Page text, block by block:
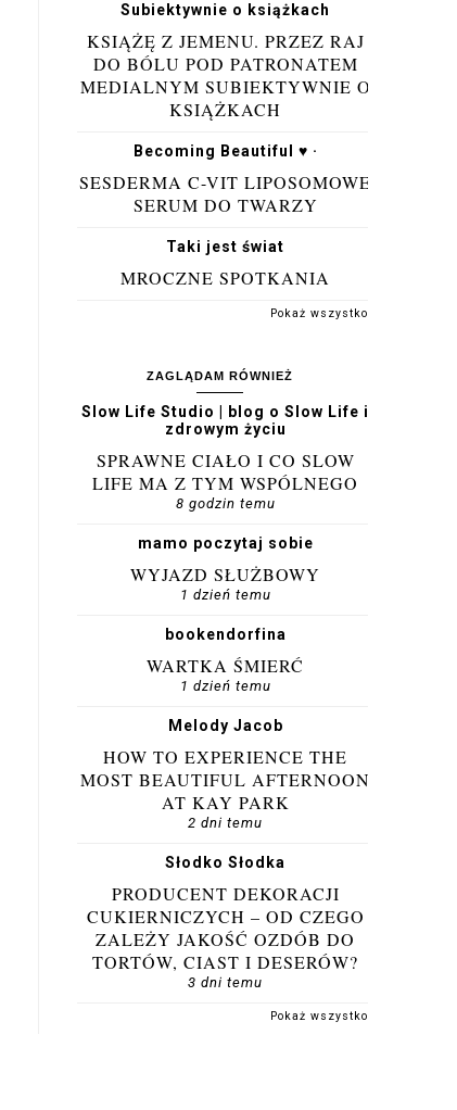
Subiektywnie o książkach
KSIĄŻĘ Z JEMENU. PRZEZ RAJ
DO BÓLU POD PATRONATEM
MEDIALNYM SUBIEKTYWNIE O
KSIĄŻKACH
Becoming Beautiful ♥ ·
SESDERMA C-VIT LIPOSOMOWE
SERUM DO TWARZY
Taki jest świat
MROCZNE SPOTKANIA
Pokaż wszystko
ZAGLĄDAM RÓWNIEŻ
Slow Life Studio | blog o Slow Life i
zdrowym życiu
SPRAWNE CIAŁO I CO SLOW
LIFE MA Z TYM WSPÓLNEGO
8 godzin temu
mamo poczytaj sobie
WYJAZD SŁUŻBOWY
1 dzień temu
bookendorfina
WARTKA ŚMIERĆ
1 dzień temu
Melody Jacob
HOW TO EXPERIENCE THE
MOST BEAUTIFUL AFTERNOON
AT KAY PARK
2 dni temu
Słodko Słodka
PRODUCENT DEKORACJI
CUKIERNICZYCH – OD CZEGO
ZALEŻY JAKOŚĆ OZDÓB DO
TORTÓW, CIAST I DESERÓW?
3 dni temu
Pokaż wszystko